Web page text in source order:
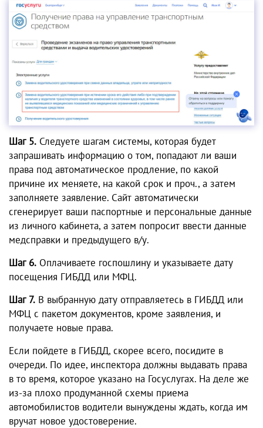
Шаг 5. Следуете шагам системы, которая будет
запрашивать информацию о том, попадают ли ваши
права под автоматическое продление, по какой
причине их меняете, на какой срок и проч., а затем
заполняете заявление. Сайт автоматически
сгенерирует ваши паспортные и персональные данные
из личного кабинета, а затем попросит ввести данные
медсправки и предыдущего в/у.
Шаг 6. Оплачиваете госпошлину и указываете дату
посещения ГИБДД или МФЦ.
Шаг 7. В выбранную дату отправляетесь в ГИБДД или
МФЦ с пакетом документов, кроме заявления, и
получаете новые права.
Если пойдете в ГИБДД, скорее всего, посидите в
очереди. По идее, инспектора должны выдавать права
в то время, которое указано на Госуслугах. На деле же
из-за плохо продуманной схемы приема
автомобилистов водители вынуждены ждать, когда им
вручат новое удостоверение.